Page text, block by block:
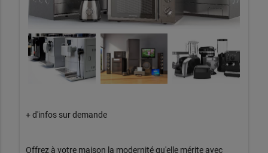
+ d'infos sur demande
Offrez à votre maison la modernité qu'elle mérite avec